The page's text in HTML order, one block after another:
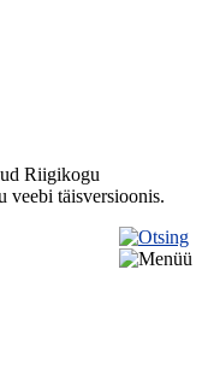
Riigikogu
veebi täisversioonis.